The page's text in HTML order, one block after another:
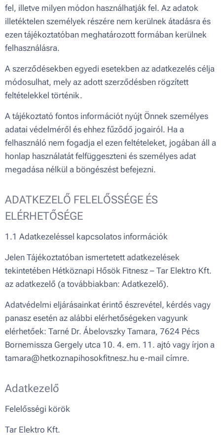
fel, illetve milyen módon használhatják fel. Az adatok
illetéktelen személyek részére nem kerülnek átadásra és
ezen tájékoztatóban meghatározott formában kerülnek
felhasználásra.
A szerződésekben egyedi esetekben az adatkezelés célja
módosulhat, mely az adott szerződésben rögzített
feltételekkel történik.
A tájékoztató fontos információt nyújt Önnek személyes
adatai védelméről és ehhez fűződő jogairól. Ha a
felhasználó nem fogadja el ezen feltételeket, jogában áll a
honlap használatát felfüggeszteni és személyes adat
megadása nélkül a böngészést befejezni.
ADATKEZELŐ FELELŐSSÉGE ÉS
ELÉRHETŐSÉGE
1.1 Adatkezeléssel kapcsolatos információk
Jelen Tájékoztatóban ismertetett adatkezelések
tekintetében Hétköznapi Hősök Fitnesz – Tar Elektro Kft.
az adatkezelő (a továbbiakban: Adatkezelő).
Adatvédelmi eljárásainkat érintő észrevétel, kérdés vagy
panasz esetén az alábbi elérhetőségeken vagyunk
elérhetőek: Tarné Dr. Ábelovszky Tamara, 7624 Pécs
Bornemissza Gergely utca 10. 4. em. 11. ajtó vagy írjon a
tamara@hetkoznapihosokfitnesz.hu e-mail címre.
Adatkezelő
Felelősségi körök
Tar Elektro Kft.